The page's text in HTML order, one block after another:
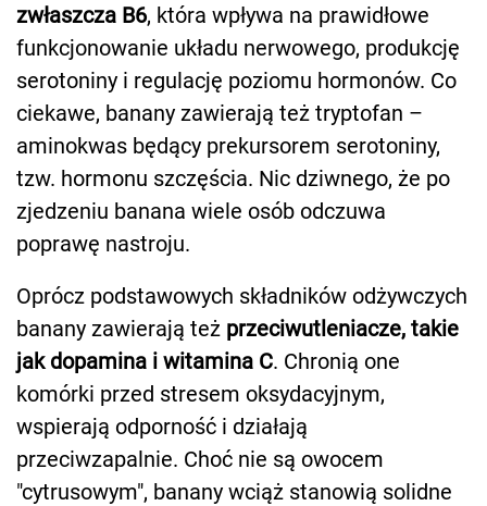
zwłaszcza B6, która wpływa na prawidłowe
funkcjonowanie układu nerwowego, produkcję
serotoniny i regulację poziomu hormonów. Co
ciekawe, banany zawierają też tryptofan –
aminokwas będący prekursorem serotoniny,
tzw. hormonu szczęścia. Nic dziwnego, że po
zjedzeniu banana wiele osób odczuwa
poprawę nastroju.
Oprócz podstawowych składników odżywczych
banany zawierają też przeciwutleniacze, takie
jak dopamina i witamina C. Chronią one
komórki przed stresem oksydacyjnym,
wspierają odporność i działają
przeciwzapalnie. Choć nie są owocem
"cytrusowym", banany wciąż stanowią solidne